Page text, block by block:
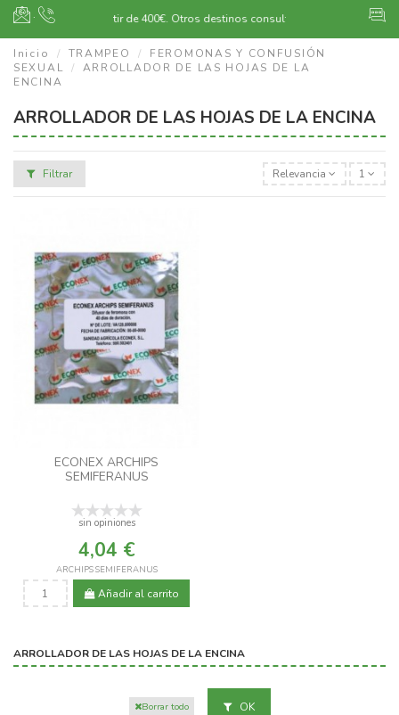
·
Envío gratuito a partir de 400€. Otros destinos consultar
Inicio TRAMPEO
FEROMONAS Y CONFUSIÓN
SEXUAL
ARROLLADOR DE LAS HOJAS DE LA
ENCINA
ARROLLADOR DE LAS HOJAS DE LA ENCINA
Filtrar Relevancia 1
ECONEX ARCHIPS
SEMIFERANUS
sin opiniones
4,04 €
ARCHIPS SEMIFERANUS
Añadir al carrito
ARROLLADOR DE LAS HOJAS DE LA ENCINA
Borrar todo OK